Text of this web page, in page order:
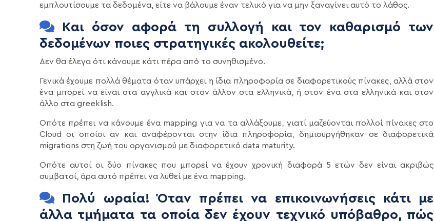
εμπλουτίσουμε τα δεδομένα, είτε να βάλουμε έναν τελικό για να μην ξαναγίνει αυτό το λάθος.
Και όσον αφορά τη συλλογή και τον καθαρισμό των
δεδομένων ποιες στρατηγικές ακολουθείτε;
Δεν θα έλεγα ότι κάνουμε κάτι πέρα από το συνηθισμένο.
Γενικά έχουμε πολλά θέματα όταν υπάρχει η ίδια πληροφορία σε διαφορετικούς πίνακες, αλλά στον
ένα μπορεί να είναι στα αγγλικά και στον άλλον στα ελληνικά, ή στον ένα στα ελληνικά και στον
άλλο στα greeklish.
Οπότε πρέπει να κάνουμε ένα mapping για να τα αλλάξουμε, γιατί μαζεύονται πολλοί πίνακες στο
Cloud οι οποίοι αν και αναφέρονται στην ίδια πληροφορία, δημιουργήθηκαν σε διαφορετικά
migrations στη ζωή του οργανισμού με διαφορετικό data maturity.
Οπότε αυτοί οι δύο πίνακες που μπορεί να έχουν χρονική διαφορά 5 ετών δεν είναι ακριβώς
συμβατοί, άρα αυτό πρέπει να λυθεί με ένα mapping.
Πολύ ωραία! Όταν πρέπει να επικοινωνήσεις κάτι με
άλλα τμήματα τα οποία δεν έχουν τεχνικό υπόβαθρο, πώς